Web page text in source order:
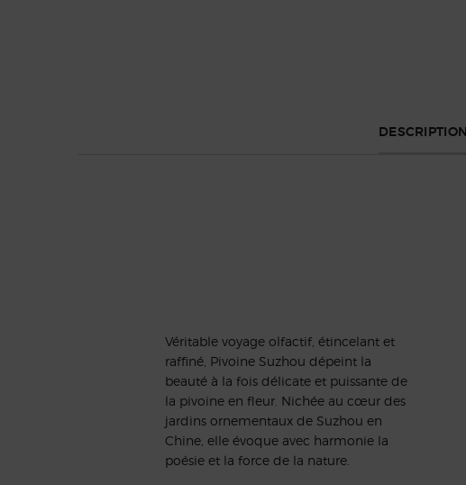
DESCRIPTION
Véritable voyage olfactif, étincelant et
raffiné, Pivoine Suzhou dépeint la
beauté à la fois délicate et puissante de
la pivoine en fleur. Nichée au cœur des
jardins ornementaux de Suzhou en
Chine, elle évoque avec harmonie la
poésie et la force de la nature.